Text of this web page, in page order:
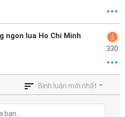
ngon lua Ho Chi Minh
330
Bình luận mới nhất